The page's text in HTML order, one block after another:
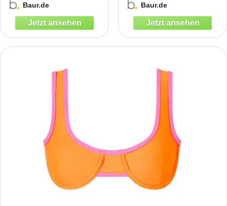
Elasthan,
mehrfarbig, Bikini-
Oberteile, im
Kontrast-Design
Baur.de
Elasthan,
mehrfarbig, Bikini-
Oberteile, im
Kontrast-Design
Baur.de